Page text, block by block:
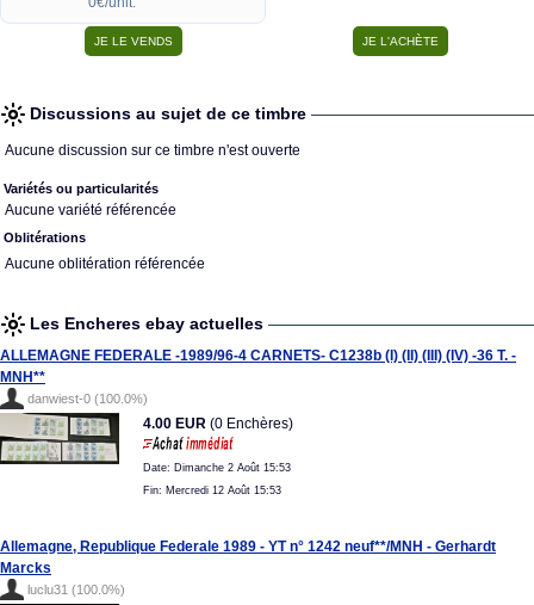
Discussions au sujet de ce timbre
Aucune discussion sur ce timbre n'est ouverte
Variétés ou particularités
Aucune variété référencée
Oblitérations
Aucune oblitération référencée
Les Encheres ebay actuelles
ALLEMAGNE FEDERALE -1989/96-4 CARNETS- C1238b (I) (II) (III) (IV) -36 T. -
MNH**
danwiest-0 (100.0%)
4.00 EUR (0 Enchères)
Date: Dimanche 2 Août 15:53
Fin: Mercredi 12 Août 15:53
Allemagne, Republique Federale 1989 - YT n° 1242 neuf**/MNH - Gerhardt
Marcks
luclu31 (100.0%)